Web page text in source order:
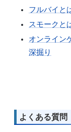
フルバイと
スモークと
オンライン
深掘り
よくある質問